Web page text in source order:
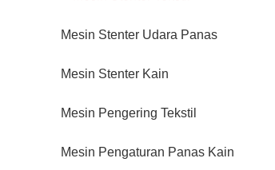
Mesin Stenter Udara Panas
Mesin Stenter Kain
Mesin Pengering Tekstil
Mesin Pengaturan Panas Kain